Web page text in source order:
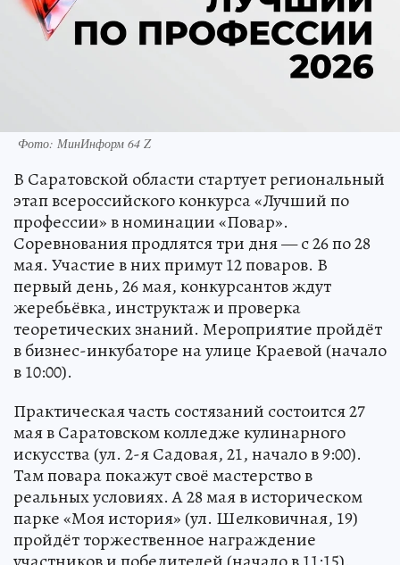
Фото: МинИнформ 64 Z
В Саратовской области стартует региональный
этап всероссийского конкурса «Лучший по
профессии» в номинации «Повар».
Соревнования продлятся три дня — с 26 по 28
мая. Участие в них примут 12 поваров. В
первый день, 26 мая, конкурсантов ждут
жеребьёвка, инструктаж и проверка
теоретических знаний. Мероприятие пройдёт
в бизнес-инкубаторе на улице Краевой (начало
в 10:00).
Практическая часть состязаний состоится 27
мая в Саратовском колледже кулинарного
искусства (ул. 2-я Садовая, 21, начало в 9:00).
Там повара покажут своё мастерство в
реальных условиях. А 28 мая в историческом
парке «Моя история» (ул. Шелковичная, 19)
пройдёт торжественное награждение